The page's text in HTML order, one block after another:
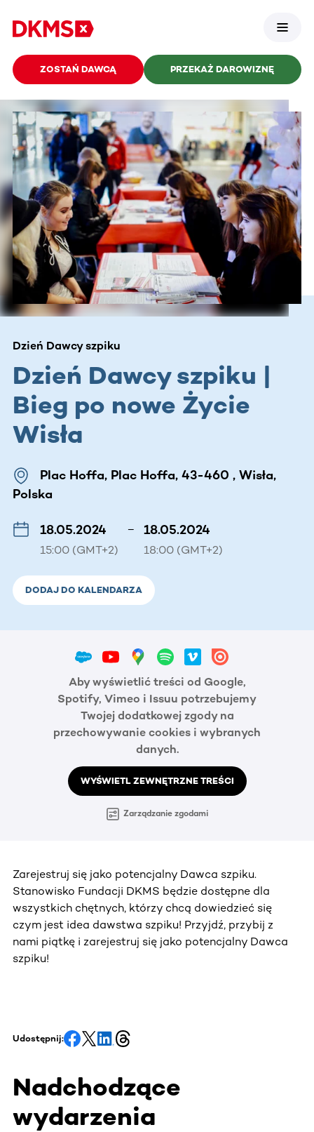
ZOSTAŃ DAWCĄ PRZEKAŻ DAROWIZNĘ
Dzień Dawcy szpiku
Dzień Dawcy szpiku |
Bieg po nowe Życie
Wisła
Plac Hoffa, Plac Hoffa, 43-460 , Wisła,
Polska
18.05.2024
15:00 (GMT+2)
– 18.05.2024
18:00 (GMT+2)
DODAJ DO KALENDARZA
Aby wyświetlić treści od Google,
Spotify, Vimeo i Issuu potrzebujemy
Twojej dodatkowej zgody na
przechowywanie cookies i wybranych
danych.
WYŚWIETL ZEWNĘTRZNE TREŚCI
Zarządzanie zgodami
Zarejestruj się jako potencjalny Dawca szpiku.
Stanowisko Fundacji DKMS będzie dostępne dla
wszystkich chętnych, którzy chcą dowiedzieć się
czym jest idea dawstwa szpiku! Przyjdź, przybij z
nami piątkę i zarejestruj się jako potencjalny Dawca
szpiku!
Udostępnij:
Nadchodzące
wydarzenia